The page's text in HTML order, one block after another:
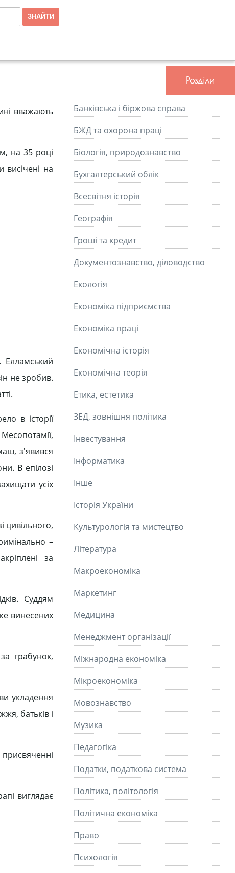
вважають
на 35 році
висічені на
Елламський
не зробив.
в історії
з'явився
В епілозі
усіх
цивільного,
–
за
Суддям
винесених
грабунок,
укладення
батьків і
виглядає
Розділи
Банківська і біржова справа
БЖД та охорона праці
Біологія, природознавство
Бухгалтерський облік
Всесвітня історія
Географія
Гроші та кредит
Документознавство, діловодство
Екологія
Економіка підприємства
Економіка праці
Економічна історія
Економічна теорія
Етика, естетика
ЗЕД, зовнішня політика
Інвестування
Інформатика
Інше
Історія України
Культурологія та мистецтво
Літературa
Макроекономіка
Маркетинг
Медицина
Менеджмент організації
Міжнародна економіка
Мікроекономіка
Мовознавство
Музика
Педагогіка
Податки, податкова система
Політика, політологія
Політична економіка
Право
Психологія